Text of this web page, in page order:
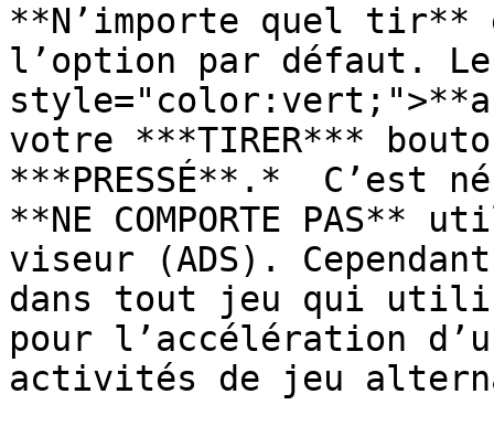
**N’importe quel tir**
l’option par défaut. Le
votre ***TIRER***
***PRESSÉ**.*  C’est
**NE COMPORTE
viseur (ADS).
dans tout jeu qui
pour l’accélération
activités de jeu